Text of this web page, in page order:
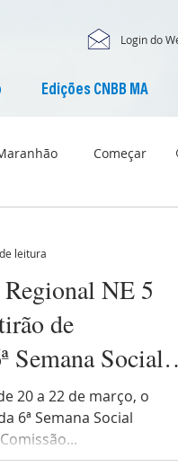
Login do
Edições CNBB MA
Começar
Regional NE 5
de
Semana Social
(DF)
20 a 22 de março, o
6ª Semana Social
leitura